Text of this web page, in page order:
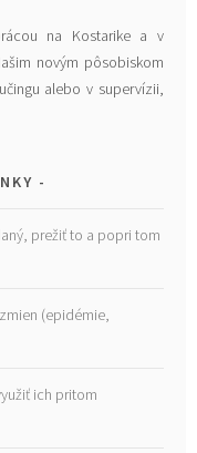
na Kostarike a v
novým pôsobiskom
alebo v supervízii,
prežiť to a popri tom
(epidémie,
ich pritom